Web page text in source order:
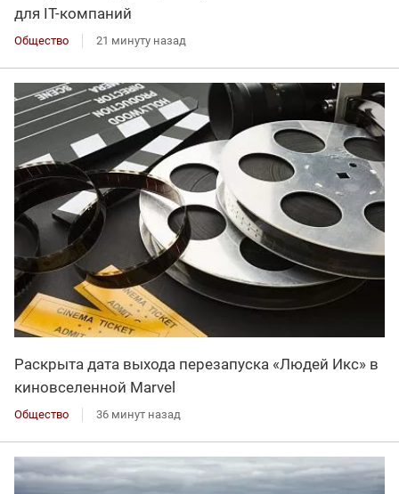
для IT-компаний
Общество 21 минуту назад
Раскрыта дата выхода перезапуска «Людей Икс» в
киновселенной Marvel
Общество 36 минут назад